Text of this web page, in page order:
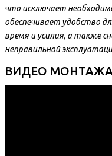
что исключает
обеспечивает удобство
время и усилия, а также
неправильной
ВИДЕО МОНТАЖА